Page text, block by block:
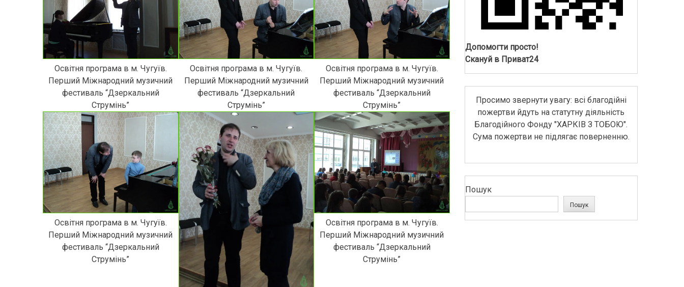
Освітня програма в м. Чугуїв.
Перший Міжнародний музичний
фестиваль “Дзеркальний
Струмінь”
Освітня програма в м. Чугуїв.
Перший Міжнародний музичний
фестиваль “Дзеркальний
Струмінь”
Освітня програма в м. Чугуїв.
Перший Міжнародний музичний
фестиваль “Дзеркальний
Струмінь”
Освітня програма в м. Чугуїв.
Перший Міжнародний музичний
фестиваль “Дзеркальний
Струмінь”
Освітня програма в м. Чугуїв.
Перший Міжнародний музичний
фестиваль “Дзеркальний
Струмінь”
Допомогти просто!
Скануй в Приват24
Просимо звернути увагу: всі благодійні
пожертви йдуть на статутну діяльність
Благодійного Фонду "ХАРКІВ З ТОБОЮ".
Сума пожертви не підлягає поверненню.
Пошук
Пошук